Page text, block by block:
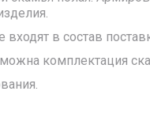
в состав
комплектация